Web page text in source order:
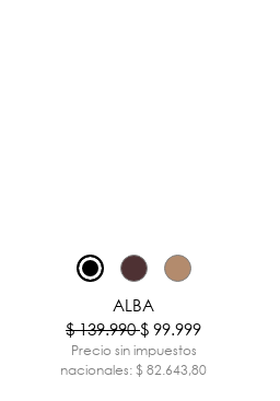
-29%
ALBA
$ 139.990$ 99.999
Precio sin impuestos
nacionales: $ 82.643,80